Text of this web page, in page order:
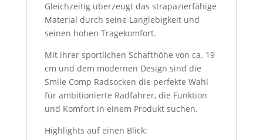
Gleichzeitig überzeugt das strapazierfähige
Material durch seine Langlebigkeit und
seinen hohen Tragekomfort.
Mit ihrer sportlichen Schafthöhe von ca. 19
cm und dem modernen Design sind die
Smile Comp Radsocken die perfekte Wahl
für ambitionierte Radfahrer, die Funktion
und Komfort in einem Produkt suchen.
Highlights auf einen Blick: